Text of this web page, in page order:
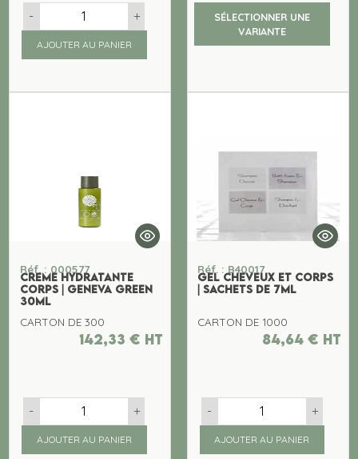
- +
AJOUTER AU PANIER
SÉLECTIONNER UNE
VARIANTE
Réf. : 000577
CREME HYDRATANTE
CORPS | GENEVA GREEN
30ML
CARTON DE 300
142,33 € ht
- +
AJOUTER AU PANIER
Réf. : B40017
GEL CHEVEUX ET CORPS
| SACHETS DE 7ML
CARTON DE 1000
84,64 € ht
- +
AJOUTER AU PANIER